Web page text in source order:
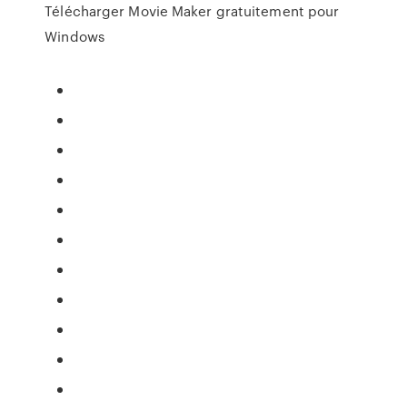
Télécharger Movie Maker gratuitement pour
Windows